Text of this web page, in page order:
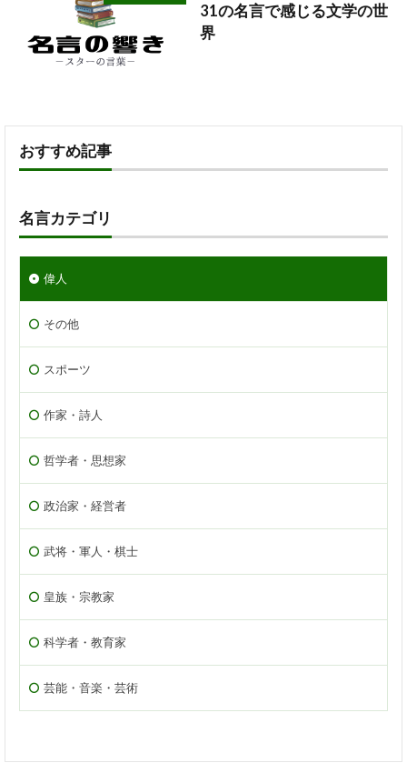
31の名言で感じる文学の世
界
おすすめ記事
名言カテゴリ
偉人
その他
スポーツ
作家・詩人
哲学者・思想家
政治家・経営者
武将・軍人・棋士
皇族・宗教家
科学者・教育家
芸能・音楽・芸術